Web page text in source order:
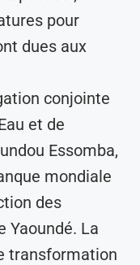
pour
dues aux
conjointe
et de
Essomba,
mondiale
des
Yaoundé. La
transformation